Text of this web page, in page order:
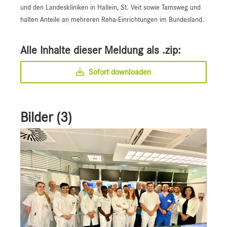
und den Landeskliniken in Hallein, St. Veit sowie Tamsweg und
halten Anteile an mehreren Reha-Einrichtungen im Bundesland.
Alle Inhalte dieser Meldung als .zip:
Sofort downloaden
Bilder (3)